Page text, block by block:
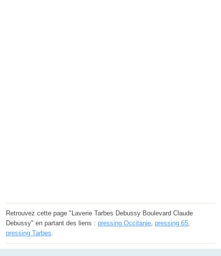
Retrouvez cette page "Laverie Tarbes Debussy Boulevard Claude
Debussy" en partant des liens : pressing Occitanie, pressing 65,
pressing Tarbes.